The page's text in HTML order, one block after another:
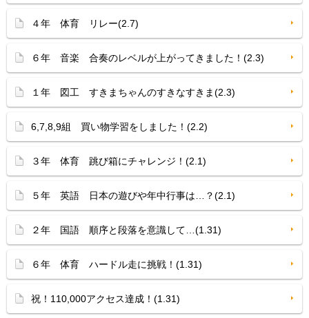
４年 体育 リレー(2.7)
６年 音楽 合奏のレベルが上がってきました！(2.3)
１年 図工 すきまちゃんのすきなすきま(2.3)
6,7,8,9組 買い物学習をしました！(2.2)
３年 体育 跳び箱にチャレンジ！(2.1)
５年 英語 日本の遊びや年中行事は…？(2.1)
２年 国語 順序と段落を意識して…(1.31)
６年 体育 ハードル走に挑戦！(1.31)
祝！110,000アクセス達成！(1.31)